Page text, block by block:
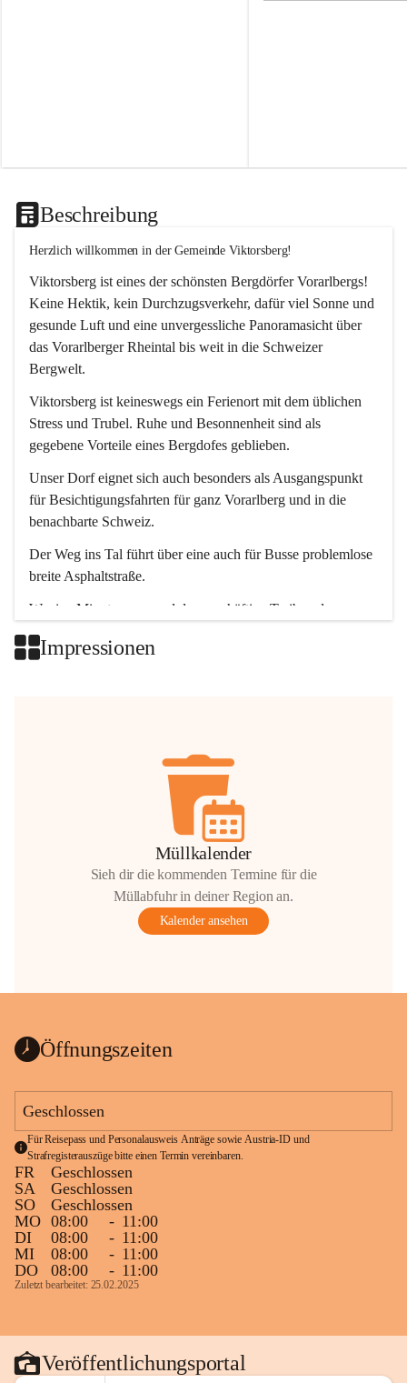
Beschreibung
Herzlich willkommen in der Gemeinde Viktorsberg!
Viktorsberg ist eines der schönsten Bergdörfer Vorarlbergs!
Keine Hektik, kein Durchzugsverkehr, dafür viel Sonne und
gesunde Luft und eine unvergessliche Panoramasicht über
das Vorarlberger Rheintal bis weit in die Schweizer
Bergwelt.
Viktorsberg ist keineswegs ein Ferienort mit dem üblichen
Stress und Trubel. Ruhe und Besonnenheit sind als
gegebene Vorteile eines Bergdofes geblieben.
Unser Dorf eignet sich auch besonders als Ausgangspunkt
für Besichtigungsfahrten für ganz Vorarlberg und in die
benachbarte Schweiz.
Der Weg ins Tal führt über eine auch für Busse problemlose
breite Asphaltstraße.
Wenige Minuten nur, und das geschäftige Treiben der
Impressionen
Müllkalender
Sieh dir die kommenden Termine für die
Müllabfuhr in deiner Region an.
Kalender ansehen
Öffnungszeiten
Geschlossen
Für Reisepass und Personalausweis Anträge sowie Austria-ID und
Strafregisterauszüge bitte einen Termin vereinbaren.
FR
Geschlossen
SA
Geschlossen
SO
Geschlossen
MO 08:00 - 11:00
DI
08:00 - 11:00
MI
08:00 - 11:00
DO
08:00 - 11:00
Zuletzt bearbeitet: 25.02.2025
Veröffentlichungsportal